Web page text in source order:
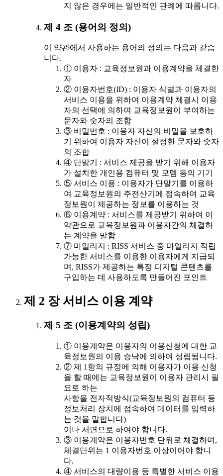
지 않은 경우에는 일반적인 관례에 따릅니다.
제 4 조 (용어의 정의)
이 약관에서 사용하는 용어의 정의는 다음과 같습
니다.
① 이용자 : 교육정보원과 이용계약을 체결한
자
② 이용자번호(ID) : 이용자 식별과 이용자의
서비스 이용을 위하여 이용계약 체결시 이용
자의 선택에 의하여 교육정보원이 부여하는
문자와 숫자의 조합
③ 비밀번호 : 이용자 자신의 비밀을 보호하
기 위하여 이용자 자신이 설정한 문자와 숫자
의 조합
④ 단말기 : 서비스 제공을 받기 위해 이용자
가 설치한 개인용 컴퓨터 및 모뎀 등의 기기
⑤ 서비스 이용 : 이용자가 단말기를 이용하
여 교육정보원의 주전산기에 접속하여 교육
정보원이 제공하는 정보를 이용하는 것
⑥ 이용계약 : 서비스를 제공받기 위하여 이
약관으로 교육정보원과 이용자간의 체결하
는 계약을 말함
⑦ 마일리지 : RISS 서비스 중 마일리지 적립
가능한 서비스를 이용한 이용자에게 지급되
며, RISS가 제공하는 특정 디지털 콘텐츠를
구입하는 데 사용하도록 만들어진 포인트
제 2 장 서비스 이용 계약
제 5 조 (이용계약의 성립)
① 이용계약은 이용자의 이용신청에 대한 교
육정보원의 이용 승낙에 의하여 성립됩니다.
② 제 1항의 규정에 의해 이용자가 이용 신청
을 할 때에는 교육정보원이 이용자 관리시 필
요로 하는
사항을 전자적방식(교육정보원의 컴퓨터 등
정보처리 장치에 접속하여 데이터를 입력하
는 것을 말합니다)
이나 서면으로 하여야 합니다.
③ 이용계약은 이용자번호 단위로 체결하며,
체결단위는 1 이용자번호 이상이어야 합니
다.
④ 서비스의 대량이용 등 특별한 서비스 이용